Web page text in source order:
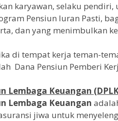
karyawan, selaku
Pensiun Iuran Pasti,
dan yang menimbulkan
di tempat kerja teman-
Dana Pensiun Pemberi
Lembaga Keuangan
Lembaga Keuangan
jiwa untuk